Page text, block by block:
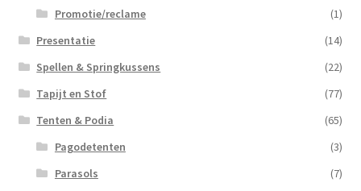
Promotie/reclame
(1)
Presentatie
(14)
Spellen & Springkussens
(22)
Tapijt en Stof
(77)
Tenten & Podia
(65)
Pagodetenten
(3)
Parasols
(7)